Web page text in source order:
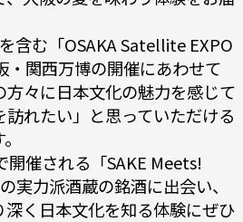
含む「OSAKA Satellite EXPO
・関西万博の開催にあわせて
方々に日本文化の魅力を感じて
れたい」と思っていただける
開催される「SAKE Meets!
実力派酒蔵の銘酒に出会い、
く日本文化を知る体験にぜひ